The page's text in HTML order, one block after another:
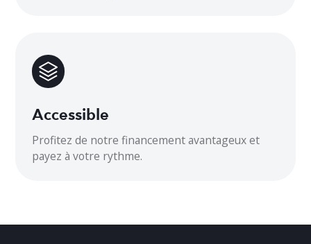
38 5/8 × 16 13/16 × 31 1/8
Accessible
Profitez de notre financement avantageux et
payez à votre rythme.